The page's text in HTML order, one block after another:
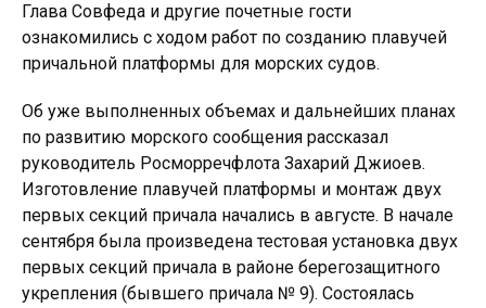
Глава Совфеда и другие почетные гости
ознакомились с ходом работ по созданию плавучей
причальной платформы для морских судов.
Об уже выполненных объемах и дальнейших планах
по развитию морского сообщения рассказал
руководитель Росморречфлота Захарий Джиоев.
Изготовление плавучей платформы и монтаж двух
первых секций причала начались в августе. В начале
сентября была произведена тестовая установка двух
первых секций причала в районе берегозащитного
укрепления (бывшего причала № 9). Состоялась